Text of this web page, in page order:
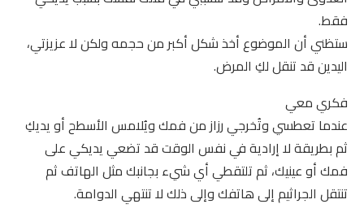
فقط.
ستظني أن الموضوع أخذ شكل أكبر من حجمه ولكن لا عزيزتي،
اليدين قد تنقل لكِ المرض.
فكري معي
عندما تعطسي وتُخرجي رزاز من فمك ويُلامس الأسطح أو يديكِ
ثم بطريقة لا إرادية في نفس الوقت قد تضعي يديكي على
فمك أو عينيك، ثم تلتقطي أي شيء بجانبك مثل الهاتف ثم
تنتقل الجراثيم إلى هاتفك وإلى ذلك لا تنتهي الدوامة.